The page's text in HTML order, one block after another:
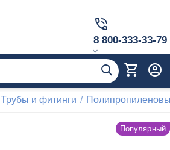
8 800-333-33-79
Трубы и фитинги /
Популярный